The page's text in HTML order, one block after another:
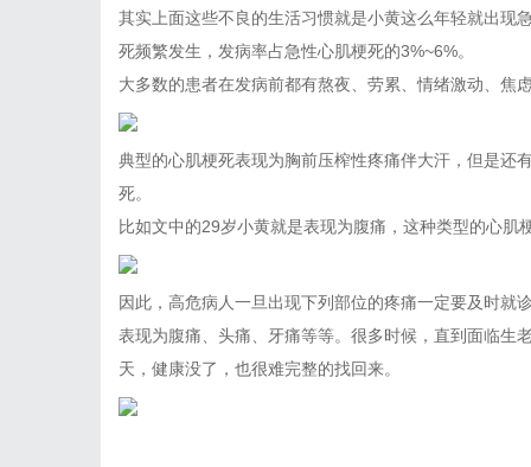
其实上面这些不良的生活习惯就是小黄这么年轻就出现
死频繁发生，发病率占急性心肌梗死的3%~6%。
大多数的患者在发病前都有熬夜、劳累、情绪激动、焦
典型的心肌梗死表现为胸前压榨性疼痛伴大汗，但是还
死。
比如文中的29岁小黄就是表现为腹痛，这种类型的心肌
因此，高危病人一旦出现下列部位的疼痛一定要及时就
表现为腹痛、头痛、牙痛等等。很多时候，直到面临生
天，健康没了，也很难完整的找回来。